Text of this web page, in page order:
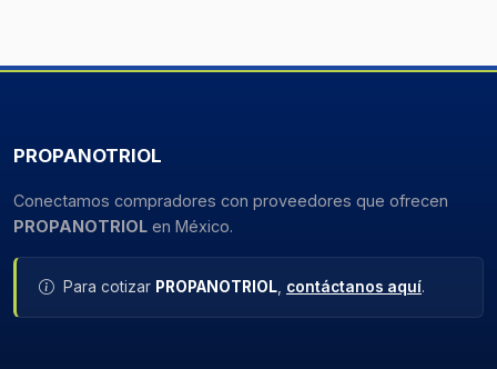
PROPANOTRIOL
Conectamos compradores con proveedores que ofrecen
PROPANOTRIOL en México.
Para cotizar PROPANOTRIOL contáctanos aquí.